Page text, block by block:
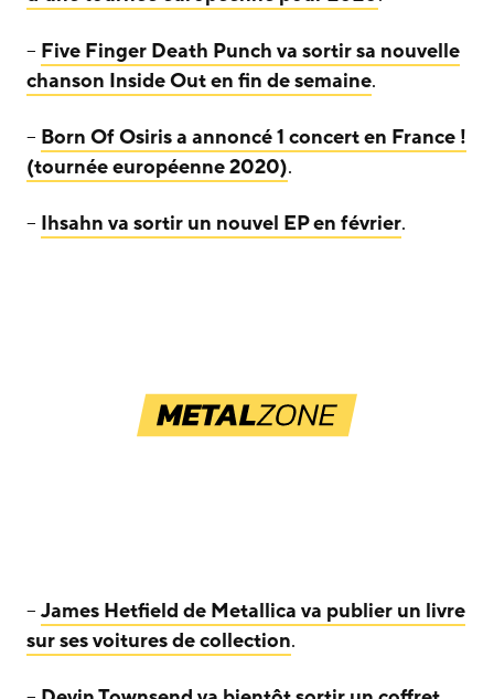
– Five Finger Death Punch va sortir sa nouvelle
chanson Inside Out en fin de semaine.
– Born Of Osiris a annoncé 1 concert en France !
(tournée européenne 2020).
– Ihsahn va sortir un nouvel EP en février.
– James Hetfield de Metallica va publier un livre
sur ses voitures de collection.